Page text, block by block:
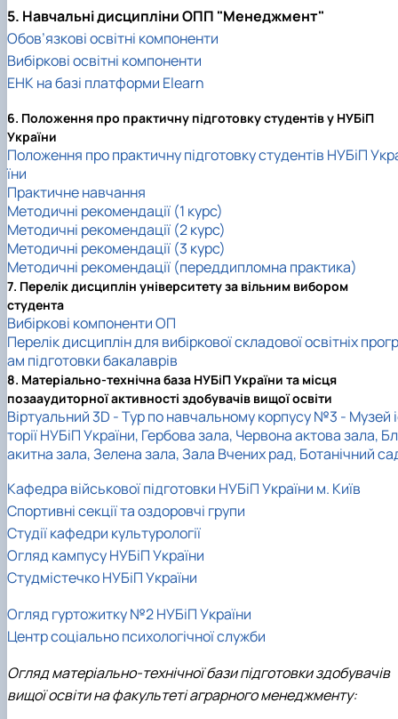
5. Навчальні дисципліни ОПП "Менеджмент"
Обов’язкові освітні компоненти
Вибіркові освітні компоненти
ЕНК на базі платформи Elearn
6. Положення про практичну підготовку студентів у НУБіП
України
Положення про практичну підготовку студентів НУБіП
їни
Практичне навчання
Методичні рекомендації (1 курс)
Методичні рекомендації (2 курс)
Методичні рекомендації (3 курс)
Методичні рекомендації (переддипломна практика)
7. Перелік дисциплін університету за вільним вибором
студента
Вибіркові компоненти ОП
Перелік дисциплін для вибіркової складової освітніх прогр
ам підготовки бакалаврів
8. Матеріально-технічна база НУБіП України та місця
позааудиторної активності здобувачів вищої освіти
Віртуальний 3D - Тур по навчальному корпусу №3 - Музей
торії НУБіП України, Гербова зала, Червона актова зала, Бл
акитна зала, Зелена зала, Зала Вчених рад, Ботанічний
Кафедра військової підготовки НУБіП України м. Київ
Спортивні секції та оздоровчі групи
Студії кафедри культурології
Огляд кампусу НУБіП України
Студмістечко НУБіП України
Огляд гуртожитку №2 НУБіП України
Центр соціально психологічної служби
Огляд матеріально-технічної бази підготовки здобувачів
вищої освіти на факультеті аграрного менеджменту: